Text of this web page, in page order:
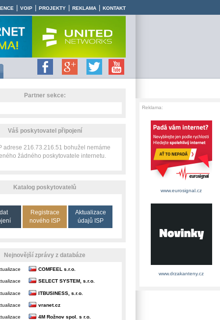
VOIP PROJEKTY REKLAMA KONTAKT
Partner sekce:
Váš poskytovatel připojení
adrese 216.73.216.51 bohužel nemáme
žádného poskytovatele internetu.
Katalog poskytovatelů
Registrace
nového ISP
Aktualizace
údajů ISP
Nejnovější zprávy z databáze
COMFEEL s.r.o.
SELECT SYSTEM, s.r.o.
ITBUSINESS, s.r.o.
vranet.cz
4M Rožnov spol. s r.o.
Reklama:
www.eurosignal.cz
www.drzakanteny.cz